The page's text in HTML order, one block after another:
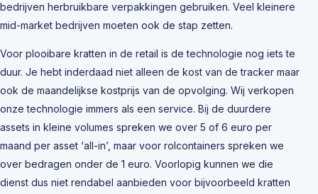
bedrijven herbruikbare verpakkingen gebruiken. Veel kleinere
mid-market bedrijven moeten ook de stap zetten.
Voor plooibare kratten in de retail is de technologie nog iets te
duur. Je hebt inderdaad niet alleen de kost van de tracker maar
ook de maandelijkse kostprijs van de opvolging. Wij verkopen
onze technologie immers als een service. Bij de duurdere
assets in kleine volumes spreken we over 5 of 6 euro per
maand per asset ‘all-in’, maar voor rolcontainers spreken we
over bedragen onder de 1 euro. Voorlopig kunnen we die
dienst dus niet rendabel aanbieden voor bijvoorbeeld kratten